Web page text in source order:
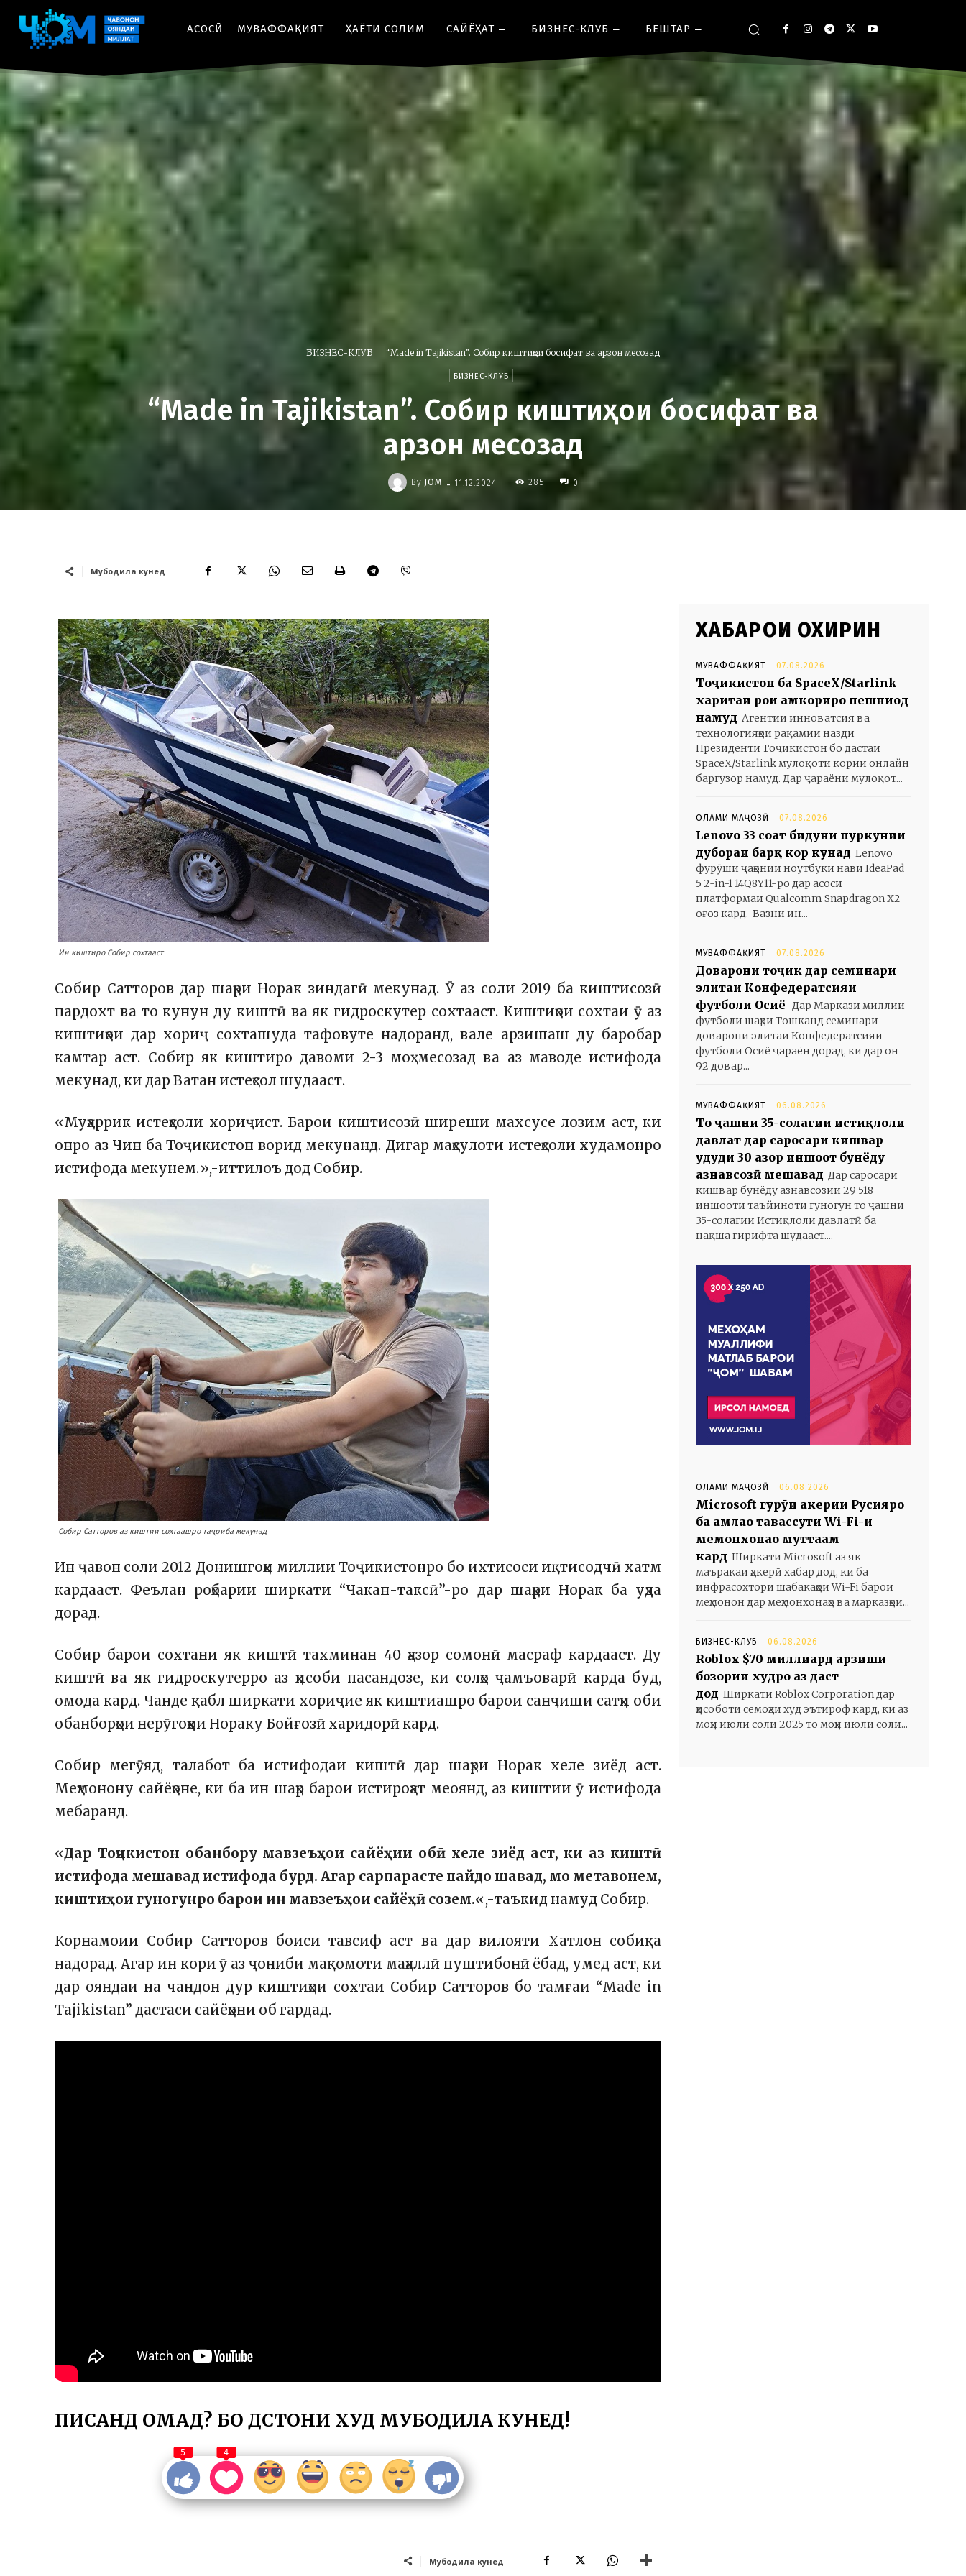
АСОСӢ МУВАФФАҚИЯТ ҲАЁТИ СОЛИМ CАЙЁҲАТ БИЗНЕС-КЛУБ БЕШТАР
БИЗНЕС-КЛУБ “Made in Tajikistan”. Собир киштиҳои босифат ва арзон месозад
БИЗНЕС-КЛУБ
“Made in Tajikistan”. Собир киштиҳои босифат ва
арзон месозад
By JOM - 11.12.2024 285 0
Мубодила кунед
Ин киштиро Собир сохтааст
Собир Сатторов дар шаҳри Норак зиндагӣ мекунад. Ӯ аз соли 2019 ба киштисозӣ
пардохт ва то кунун ду киштӣ ва як гидроскутер сохтааст. Киштиҳои сохтаи ӯ аз
киштиҳои дар хориҷ сохташуда тафовуте надоранд, вале арзишаш ду баробар
камтар аст. Собир як киштиро давоми 2-3 моҳ месозад ва аз маводе истифода
мекунад, ки дар Ватан истеҳсол шудааст.
«Муҳаррик истеҳсоли хориҷист. Барои киштисозӣ ширеши махсусе лозим аст, ки
онро аз Чин ба Тоҷикистон ворид мекунанд. Дигар маҳсулоти истеҳсоли худамонро
истифода мекунем.»,-иттилоъ дод Собир.
Собир Сатторов аз киштии сохтаашро таҷриба мекунад
Ин ҷавон соли 2012 Донишгоҳи миллии Тоҷикистонро бо ихтисоси иқтисодчӣ хатм
кардааст. Феълан роҳбарии ширкати “Чакан-таксӣ”-ро дар шаҳри Норак ба уҳда
дорад.
Собир барои сохтани як киштӣ тахминан 40 ҳазор сомонӣ масраф кардааст. Ду
киштӣ ва як гидроскутерро аз ҳисоби пасандозе, ки солҳо ҷамъоварӣ карда буд,
омода кард. Чанде қабл ширкати хориҷие як киштиашро барои санҷиши сатҳи оби
обанборҳои нерӯгоҳҳои Нораку Бойғозӣ харидорӣ кард.
Собир мегӯяд, талабот ба истифодаи киштӣ дар шаҳри Норак хеле зиёд аст.
Меҳмонону сайёҳоне, ки ба ин шаҳр барои истироҳат меоянд, аз киштии ӯ истифода
мебаранд.
«Дар Тоҷикистон обанбору мавзеъҳои сайёҳии обӣ хеле зиёд аст, ки аз киштӣ
истифода мешавад истифода бурд. Агар сарпарасте пайдо шавад, мо метавонем,
киштиҳои гуногунро барои ин мавзеъҳои сайёҳӣ созем.«,-таъкид намуд Собир.
Корнамоии Собир Сатторов боиси тавсиф аст ва дар вилояти Хатлон собиқа
надорад. Агар ин кори ӯ аз ҷониби мақомоти маҳаллӣ пуштибонӣ ёбад, умед аст, ки
дар ояндаи на чандон дур киштиҳои сохтаи Собир Сатторов бо тамғаи “Made in
Tajikistan” дастаси сайёҳони об гардад.
ПИСАНД ОМАД? БО ДӮСТОНИ ХУД МУБОДИЛА КУНЕД!
5 4
Мубодила кунед
ХАБАРҲОИ ОХИРИН
МУВАФФАҚИЯТ 07.08.2026
Тоҷикистон ба SpaceX/Starlink
харитаи роҳи ҳамкориро пешниҳод
намуд Агентии инноватсия ва
технологияҳои рақамии назди
Президенти Тоҷикистон бо дастаи
SpaceX/Starlink мулоқоти кории онлайн
баргузор намуд. Дар ҷараёни мулоқот...
ОЛАМИ МАҶОЗӢ 07.08.2026
Lenovo 33 соат бидуни пуркунии
дубораи барқ кор кунад Lenovo
фурӯши ҷаҳонии ноутбуки нави IdeaPad
5 2-in-1 14Q8Y11-ро дар асоси
платформаи Qualcomm Snapdragon X2
оғоз кард. Вазни ин...
МУВАФФАҚИЯТ 07.08.2026
Доварони тоҷик дар семинари
элитаи Конфедератсияи
футболи Осиё Дар Маркази миллии
футболи шаҳри Тошканд семинари
доварони элитаи Конфедератсияи
футболи Осиё ҷараён дорад, ки дар он
92 довар...
МУВАФФАҚИЯТ 06.08.2026
То ҷашни 35-солагии истиқлоли
давлат дар саросари кишвар
ҳудуди 30 ҳазор иншоот бунёду
азнавсозӣ мешавад Дар саросари
кишвар бунёду азнавсозии 29 518
иншооти таъйиноти гуногун то ҷашни
35-солагии Истиқлоли давлатӣ ба
нақша гирифта шудааст....
ОЛАМИ МАҶОЗӢ 06.08.2026
Microsoft гурӯҳи ҳакерии Русияро
ба ҳамлаҳо тавассути Wi-Fi-и
меҳмонхонаҳо муттаҳам
кард Ширкати Microsoft аз як
маъракаи ҳакерӣ хабар дод, ки ба
инфрасохтори шабакаҳои Wi-Fi барои
меҳмонон дар меҳмонхонаҳо ва марказҳои...
БИЗНЕС-КЛУБ 06.08.2026
Roblox $70 миллиард арзиши
бозории худро аз даст
дод Ширкати Roblox Corporation дар
ҳисоботи семоҳаи худ эътироф кард, ки аз
моҳи июли соли 2025 то моҳи июли соли...